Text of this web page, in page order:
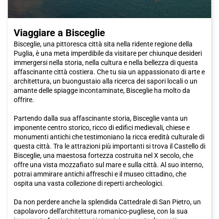
Viaggiare a Bisceglie
Bisceglie, una pittoresca città sita nella ridente regione della
Puglia, è una meta imperdibile da visitare per chiunque desideri
immergersi nella storia, nella cultura e nella bellezza di questa
affascinante città costiera. Che tu sia un appassionato di arte e
architettura, un buongustaio alla ricerca dei sapori locali o un
amante delle spiagge incontaminate, Bisceglie ha molto da
offrire.
Partendo dalla sua affascinante storia, Bisceglie vanta un
imponente centro storico, ricco di edifici medievali, chiese e
monumenti antichi che testimoniano la ricca eredità culturale di
questa città. Tra le attrazioni più importanti si trova il Castello di
Bisceglie, una maestosa fortezza costruita nel X secolo, che
offre una vista mozzafiato sul mare e sulla città. Al suo interno,
potrai ammirare antichi affreschi e il museo cittadino, che
ospita una vasta collezione di reperti archeologici.
Da non perdere anche la splendida Cattedrale di San Pietro, un
capolavoro dell'architettura romanico-pugliese, con la sua